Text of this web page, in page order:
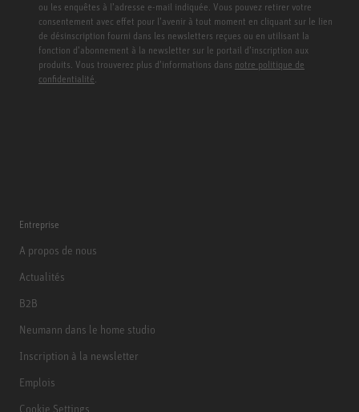
ou les enquêtes à l’adresse e-mail indiquée. Vous pouvez retirer votre
consentement avec effet pour l’avenir à tout moment en cliquant sur le lien
de désinscription fourni dans les newsletters reçues ou en utilisant la
fonction d’abonnement à la newsletter sur le portail d’inscription aux
produits. Vous trouverez plus d’informations dans notre politique de
confidentialité.
Entreprise
A propos de nous
Actualités
B2B
Neumann dans le home studio
Inscription à la newsletter
Emplois
Cookie Settings